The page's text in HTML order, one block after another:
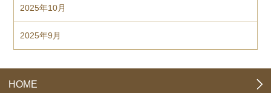
2025年10月
2025年9月
HOME